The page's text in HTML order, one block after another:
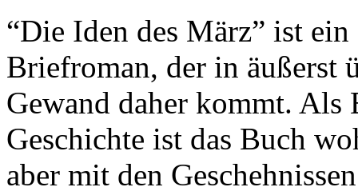
“Die Iden des März” ist
Briefroman, der in äußerst
Gewand daher kommt.
Geschichte ist das Buch
aber mit den